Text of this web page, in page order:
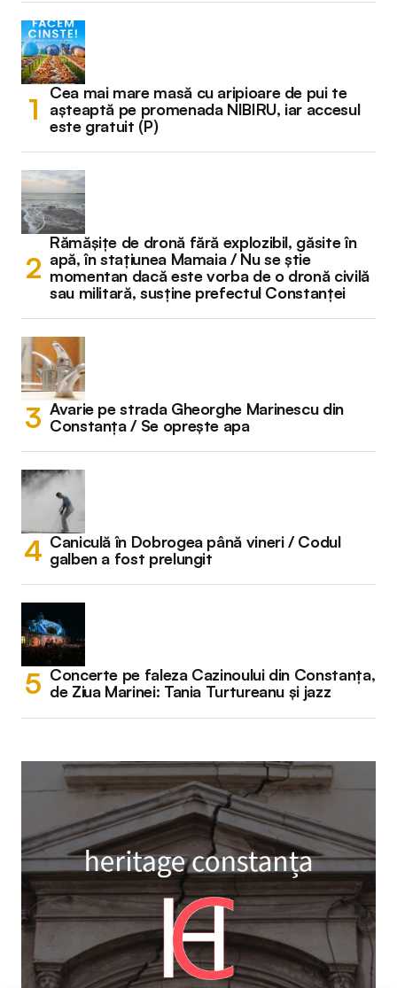
Cea mai mare masă cu aripioare de pui te
așteaptă pe promenada NIBIRU, iar accesul
este gratuit (P)
Rămășițe de dronă fără explozibil, găsite în
apă, în stațiunea Mamaia / Nu se știe
momentan dacă este vorba de o dronă civilă
sau militară, susține prefectul Constanței
Avarie pe strada Gheorghe Marinescu din
Constanța / Se oprește apa
Caniculă în Dobrogea până vineri / Codul
galben a fost prelungit
Concerte pe faleza Cazinoului din Constanța,
de Ziua Marinei: Tania Turtureanu și jazz